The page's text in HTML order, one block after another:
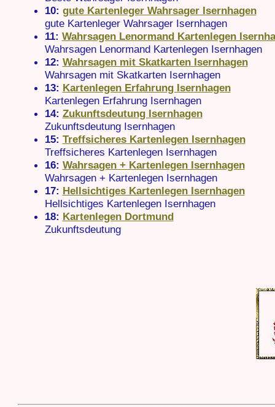
10: gute Kartenleger Wahrsager Isernhagen
gute Kartenleger Wahrsager Isernhagen
11: Wahrsagen Lenormand Kartenlegen
Wahrsagen Lenormand Kartenlegen Isernhagen
12: Wahrsagen mit Skatkarten Isernhagen
Wahrsagen mit Skatkarten Isernhagen
13: Kartenlegen Erfahrung Isernhagen
Kartenlegen Erfahrung Isernhagen
14: Zukunftsdeutung Isernhagen
Zukunftsdeutung Isernhagen
15: Treffsicheres Kartenlegen Isernhagen
Treffsicheres Kartenlegen Isernhagen
16: Wahrsagen + Kartenlegen Isernhagen
Wahrsagen + Kartenlegen Isernhagen
17: Hellsichtiges Kartenlegen Isernhagen
Hellsichtiges Kartenlegen Isernhagen
18: Kartenlegen Dortmund
Zukunftsdeutung